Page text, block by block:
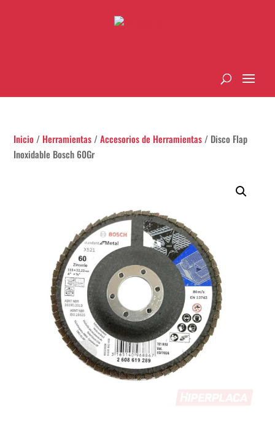
Inicio / Herramientas /Accesorios de Herramientas / Disco Flap
Inoxidable Bosch 60Gr